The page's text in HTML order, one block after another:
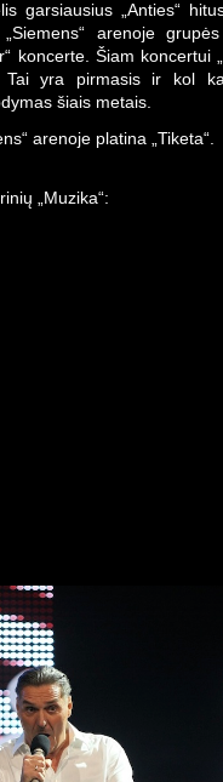
garsiausius „Anties“
arenoje grupės
koncerte. Šiam koncertui
Tai yra pirmasis ir kol
šiais metais.
arenoje platina „Tiketa“.
„Muzika“: